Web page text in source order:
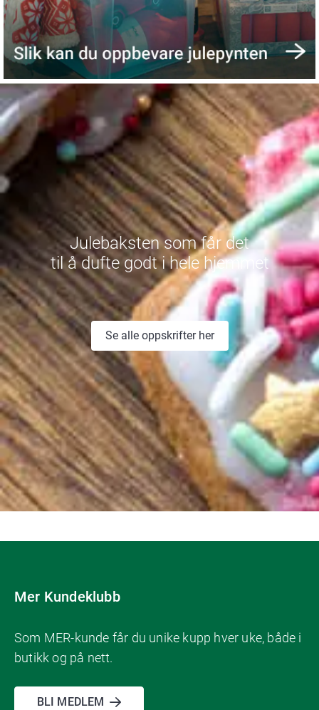
Julebaksten som får det
til å dufte godt i hele hjemmet
Se alle oppskrifter her
Mer Kundeklubb
Som MER-kunde får du unike kupp hver uke, både i
butikk og på nett.
BLI MEDLEM